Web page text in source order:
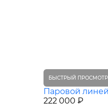
БЫСТРЫЙ ПРОСМОТР
Паровой
222 000 ₽